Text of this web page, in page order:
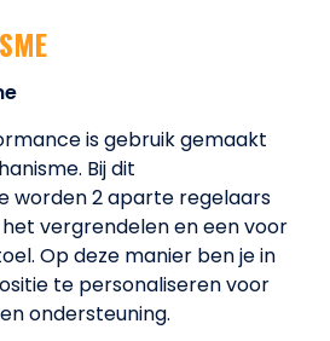
is gebruik gemaakt
Bij dit
worden 2 aparte regelaars
vergrendelen en een voor
Op deze manier ben je in
te personaliseren voor
ondersteuning.